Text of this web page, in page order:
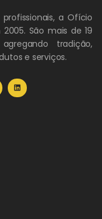
a Ofício
São mais de 19
tradição,
e serviços.